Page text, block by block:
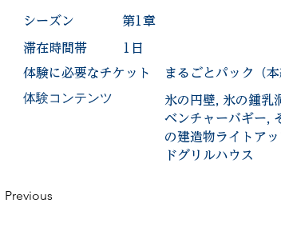
​シーズン 第1章
滞在時間帯
1日
体験に必要なチケット
まるごとパック（本
​体験コンテンツ
氷の円壁, 氷の鍾乳
ベンチャーバギー,
の建造物ライトア
ドグリルハウス
Previous